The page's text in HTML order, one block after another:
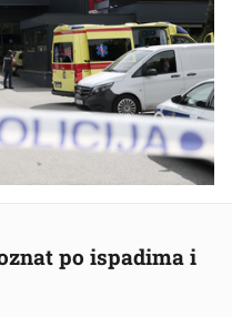
po ispadima i